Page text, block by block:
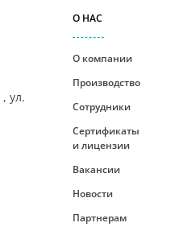
, ул.
О НАС
О компании
Производство
Сотрудники
Сертификаты
и лицензии
Вакансии
Новости
Партнерам